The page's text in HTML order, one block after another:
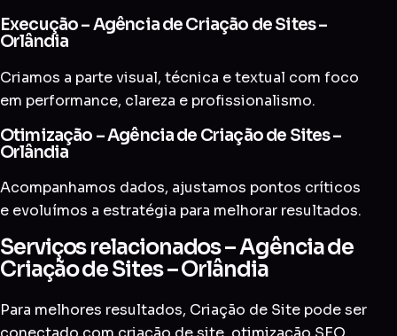
Execução – Agência de Criação de Sites –
Orlândia
Criamos a parte visual, técnica e textual com foco
em performance, clareza e profissionalismo.
Otimização – Agência de Criação de Sites –
Orlândia
Acompanhamos dados, ajustamos pontos críticos
e evoluímos a estratégia para melhorar resultados.
Serviços relacionados – Agência de
Criação de Sites – Orlândia
Para melhores resultados, Criação de Site pode ser